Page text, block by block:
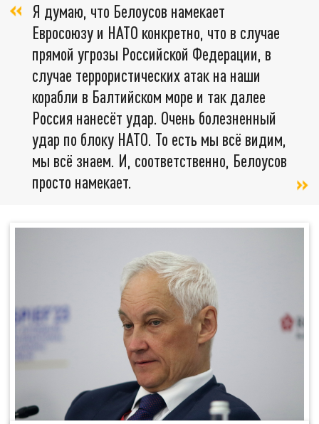
Я думаю, что Белоусов намекает
Евросоюзу и НАТО конкретно, что в случае
прямой угрозы Российской Федерации, в
случае террористических атак на наши
корабли в Балтийском море и так далее
Россия нанесёт удар. Очень болезненный
удар по блоку НАТО. То есть мы всё видим,
мы всё знаем. И, соответственно, Белоусов
просто намекает.